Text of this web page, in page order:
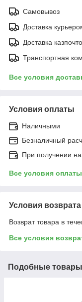
Самовывоз
Доставка
Доставка
Транспортная
Все условия
Условия оплаты
Наличными
Безналичный
При получении
Все условия оплаты
Условия возврата
Возврат товара в
Все условия
Подобные